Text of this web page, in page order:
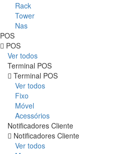
Rack
Tower
Nas
POS
POS
Ver todos
Terminal POS
Terminal POS
Ver todos
Fixo
Móvel
Acessórios
Notificadores Cliente
Notificadores Cliente
Ver todos